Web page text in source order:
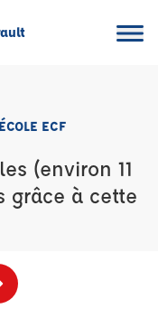
ECF
(environ 11
grâce à cette